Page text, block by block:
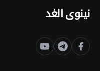
نينوى الغد